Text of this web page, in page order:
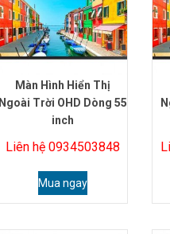
Màn Hình Hiển Thị
Ngoài Trời OHD Dòng 55
inch
Liên hệ 0934503848
Mua ngay